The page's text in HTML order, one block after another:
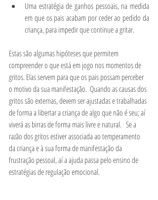
Uma estratégia de ganhos pessoais, na medida
em que os pais acabam por ceder ao pedido da
criança, para impedir que continue a gritar.
Estas são algumas hipóteses que permitem
compreender o que está em jogo nos momentos de
gritos. Elas servem para que os pais possam perceber
o motivo da sua manifestação.  Quando as causas dos
gritos são externas, devem ser ajustadas e trabalhadas
de forma a libertar a criança de algo que não é seu; aí
viverá as birras de forma mais livre e natural.   Se a
razão dos gritos estiver associada ao temperamento
da criança e à sua forma de manifestação da
frustração pessoal, aí a ajuda passa pelo ensino de
estratégias de regulação emocional.